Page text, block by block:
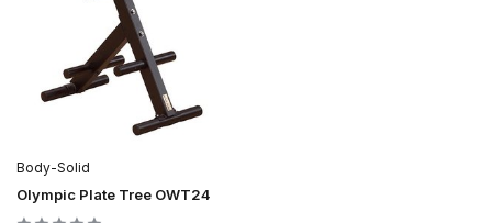
Body-Solid
Olympic Plate Tree OWT24